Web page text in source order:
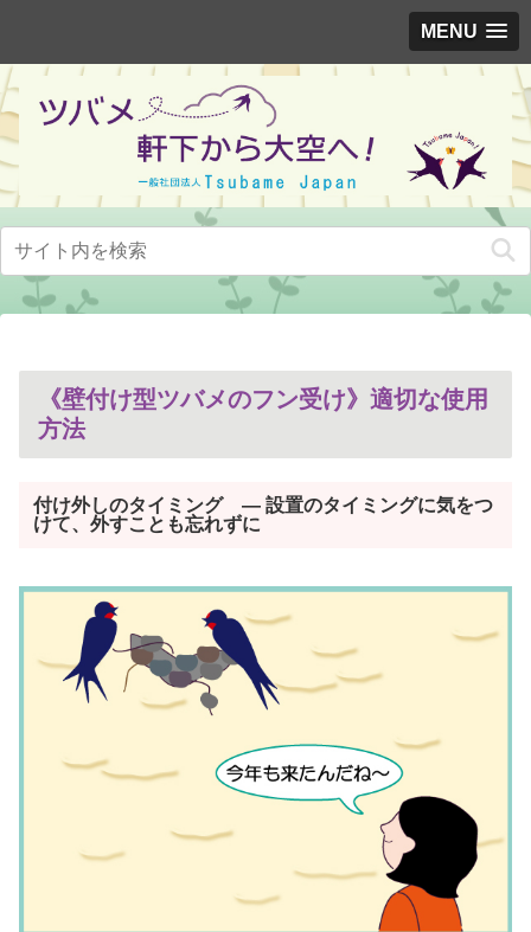
MENU
《壁付け型ツバメのフン受け》適切な使用
方法
付け外しのタイミング― 設置のタイミングに気をつ
けて、外すことも忘れずに